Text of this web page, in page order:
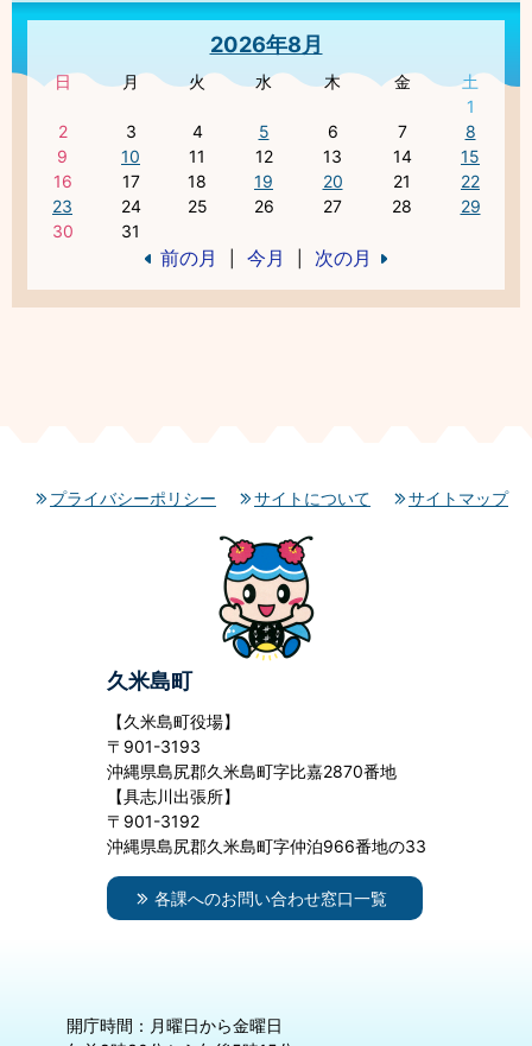
2026年8月
日 月 火 水 木 金
土
1
2
3 4 5 6 7
8
9
10 11 12 13 14
15
16
17 18 19 20 21
22
23
24 25 26 27 28
29
30
31
前の月 今月 次の月
プライバシーポリシー サイトについて サイトマップ
久米島町
【久米島町役場】
〒901-3193
沖縄県島尻郡久米島町字比嘉2870番地
【具志川出張所】
〒901-3192
沖縄県島尻郡久米島町字仲泊966番地の33
各課へのお問い合わせ窓口一覧
開庁時間：月曜日から金曜日